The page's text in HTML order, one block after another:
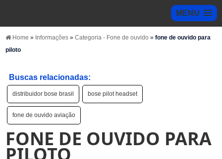
MENU
Home » Informações»Categoria - Fone de ouvido»fone de ouvido para
piloto
Buscas relacionadas:
distribuidor bose brasil bose pilot headset
fone de ouvido aviação
FONE DE OUVIDO PARA